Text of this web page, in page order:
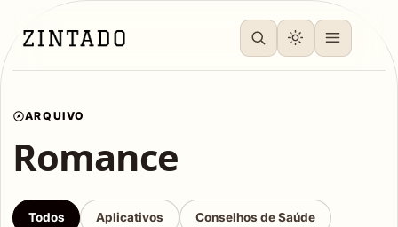
ARQUIVO
Romance
Todos Aplicativos Conselhos de Saúde